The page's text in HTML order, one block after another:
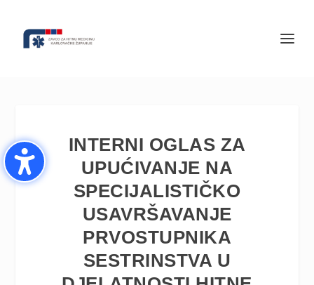
INTERNI OGLAS ZA
UPUĆIVANJE NA
SPECIJALISTIČKO
USAVRŠAVANJE
PRVOSTUPNIKA
SESTRINSTVA U